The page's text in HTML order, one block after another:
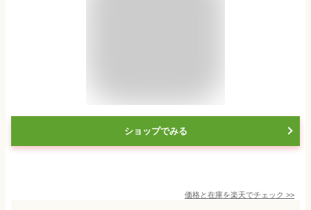
ショップでみる
価格と在庫を楽天でチェック >>